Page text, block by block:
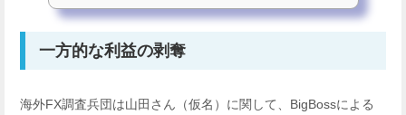
一方的な利益の剥奪
海外FX調査兵団は山田さん（仮名）に関して、BigBossによる